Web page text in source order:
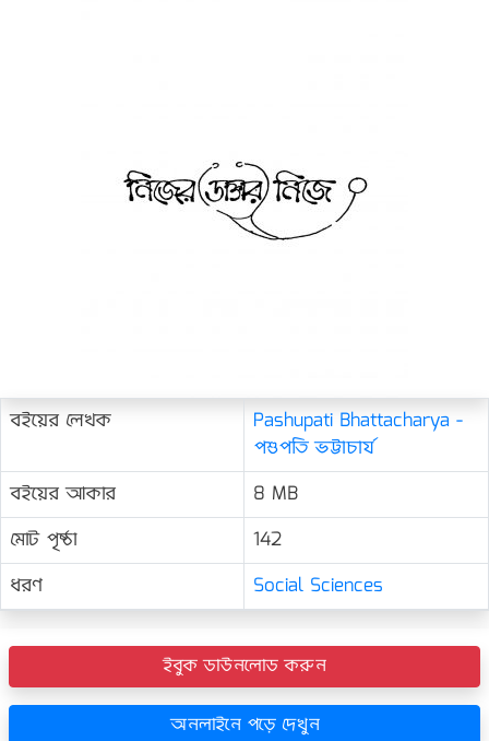
বইয়ের লেখক
Pashupati Bhattacharya -
পশুপতি ভট্টাচার্য
বইয়ের আকার
8 MB
মোট পৃষ্ঠা
142
ধরণ
Social Sciences
ইবুক ডাউনলোড করুন
অনলাইনে পড়ে দেখুন